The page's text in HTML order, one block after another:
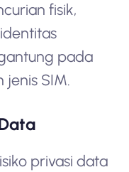
fisik,
pada
jenis SIM.
privasi data